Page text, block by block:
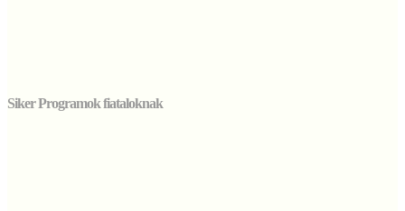
Siker Programok fiataloknak